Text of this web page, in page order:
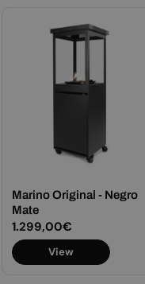
Marino Original - Negro
Mate
Precio
habitual
1.299,00€
View